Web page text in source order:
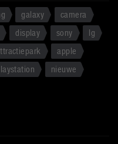
galaxy
camera
display sony
lg
apple
nieuwe